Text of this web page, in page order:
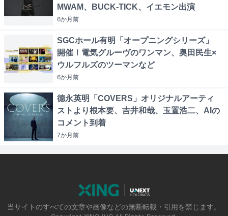
MWAM、BUCK-TICK、イエモン出演
6か月前
SGCホール有明「オープニングシリーズ」
開催！電気グルーヴのワンマン、奥田民生×
ウルフルズのツーマンなど
6か月前
德永英明「COVERS」オリジナルアーティ
ストより根本要、吉井和哉、玉置浩二、AIの
コメント到着
7か月前
当サイトのすべての文章や画像などの無断転載・引用を禁じます。